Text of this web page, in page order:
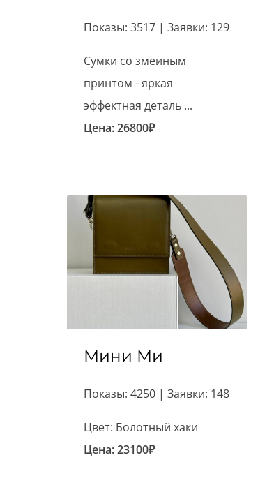
Показы: 3517 | Заявки: 129
Сумки со змеиным
принтом - яркая
эффектная деталь ...
Цена:26800₽
Мини Ми
Показы: 4250 | Заявки: 148
Цвет: Болотный хаки
Цена:23100₽